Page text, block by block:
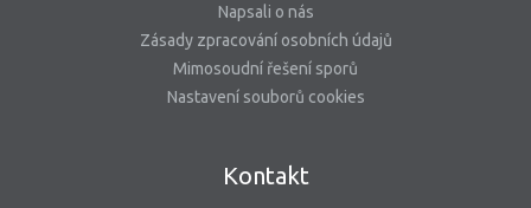
Napsali o nás
Zásady zpracování osobních údajů
Mimosoudní řešení sporů
Nastavení souborů cookies
Kontakt